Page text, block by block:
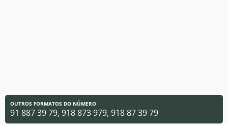
OUTROS FORMATOS DO NÚMERO
91 887 39 79, 918 873 979, 918 87 39 79